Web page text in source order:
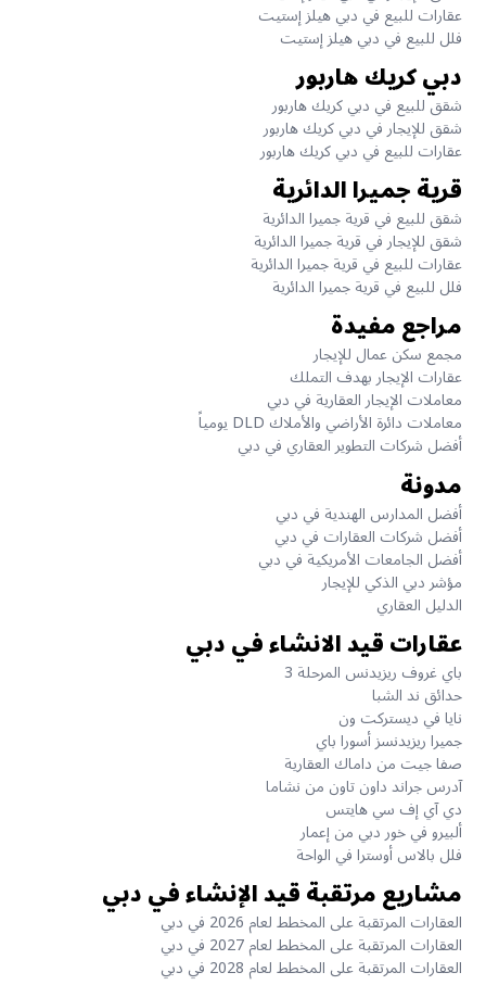
عقارات للبيع في دبي هيلز إستيت
فلل للبيع في دبي هيلز إستيت
دبي كريك هاربور
شقق للبيع في دبي كريك هاربور
شقق للإيجار في دبي كريك هاربور
عقارات للبيع في دبي كريك هاربور
قرية جميرا الدائرية
شقق للبيع في قرية جميرا الدائرية
شقق للإيجار في قرية جميرا الدائرية
عقارات للبيع في قرية جميرا الدائرية
فلل للبيع في قرية جميرا الدائرية
مراجع مفيدة
مجمع سكن عمال للإيجار
عقارات الإيجار بهدف التملك
معاملات الإيجار العقارية في دبي
معاملات دائرة الأراضي والأملاك DLD يومياً
أفضل شركات التطوير العقاري في دبي
مدونة
أفضل المدارس الهندية في دبي
أفضل شركات العقارات في دبي
أفضل الجامعات الأمريكية في دبي
مؤشر دبي الذكي للإيجار
الدليل العقاري
عقارات قيد الانشاء في دبي
باي غروف ريزيدنس المرحلة 3
حدائق ند الشبا
نايا في ديستركت ون
جميرا ريزيدنسز أسورا باي
صفا جيت من داماك العقارية
آدرس جراند داون تاون من نشاما
دي آي إف سي هايتس
ألبيرو في خور دبي من إعمار
فلل بالاس أوسترا في الواحة
مشاريع مرتقبة قيد الإنشاء في دبي
العقارات المرتقبة على المخطط لعام 2026 في دبي
العقارات المرتقبة على المخطط لعام 2027 في دبي
العقارات المرتقبة على المخطط لعام 2028 في دبي